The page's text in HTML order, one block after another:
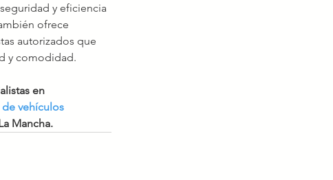
y eficiencia
ofrece
autorizados que
y comodidad.
en
vehículos
Mancha.